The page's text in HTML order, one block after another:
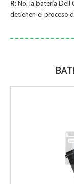
R:No, la batería Dell
detienen el proceso